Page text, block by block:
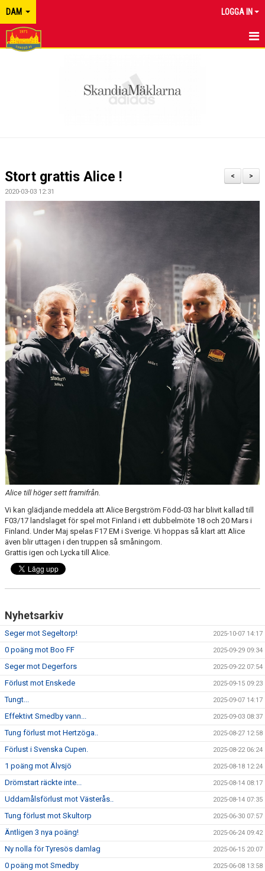
DAM LOGGA IN
BILDGALLERI
DOKUMENT
KONTAKT
>
<
Stort grattis Alice !
2020-03-03 12:31
Alice till höger sett framifrån.
Vi kan glädjande meddela att Alice Bergström Född-03 har blivit kallad till
F03/17 landslaget för spel mot Finland i ett dubbelmöte 18 och 20 Mars i
Finland. Under Maj spelas F17 EM i Sverige. Vi hoppas så klart att Alice
även blir uttagen i den truppen så småningom.
Grattis igen och Lycka till Alice.
Nyhetsarkiv
Seger mot Segeltorp! 2025-10-07 14:17
0 poäng mot Boo FF 2025-09-29 09:34
Seger mot Degerfors 2025-09-22 07:54
Förlust mot Enskede 2025-09-15 09:23
Tungt... 2025-09-07 14:17
Effektivt Smedby vann... 2025-09-03 08:37
Tung förlust mot Hertzöga.. 2025-08-27 12:58
Förlust i Svenska Cupen. 2025-08-22 06:24
1 poäng mot Älvsjö 2025-08-18 12:24
Drömstart räckte inte... 2025-08-14 08:17
Uddamålsförlust mot Västerås.. 2025-08-14 07:35
Tung förlust mot Skultorp 2025-06-30 07:57
Äntligen 3 nya poäng! 2025-06-24 09:42
Ny nolla för Tyresös damlag 2025-06-15 20:07
0 poäng mot Smedby 2025-06-08 13:58